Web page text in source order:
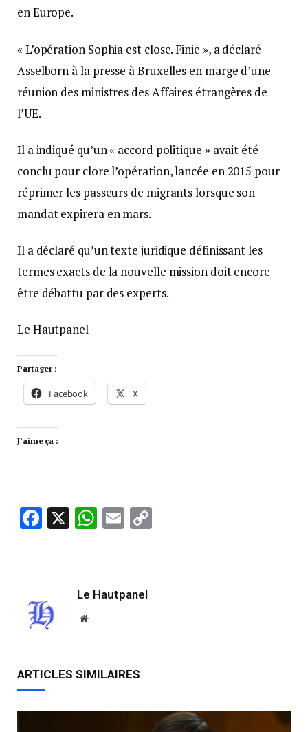
en Europe.
« L’opération Sophia est close. Finie », a déclaré
Asselborn à la presse à Bruxelles en marge d’une
réunion des ministres des Affaires étrangères de
l’UE.
Il a indiqué qu’un « accord politique » avait été
conclu pour clore l’opération, lancée en 2015 pour
réprimer les passeurs de migrants lorsque son
mandat expirera en mars.
Il a déclaré qu’un texte juridique définissant les
termes exacts de la nouvelle mission doit encore
être débattu par des experts.
Le Hautpanel
Partager :
Facebook X
J’aime ça :
Facebook
X WhatsApp
Email
Le Hautpanel
Website
ARTICLES SIMILAIRES